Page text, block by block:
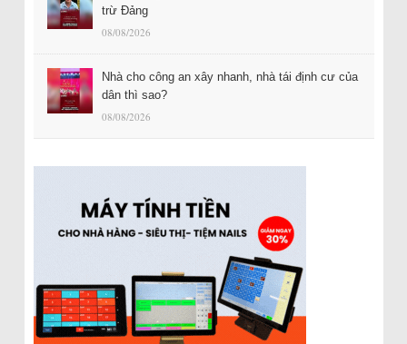
trừ Đảng
08/08/2026
Nhà cho công an xây nhanh, nhà tái định cư của
dân thì sao?
08/08/2026